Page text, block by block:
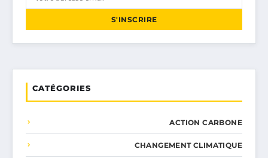
S'INSCRIRE
CATÉGORIES
ACTION CARBONE
CHANGEMENT CLIMATIQUE